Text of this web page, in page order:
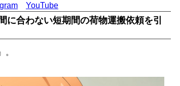
YouTube
に合わない短期間の荷物運搬依頼を引
。